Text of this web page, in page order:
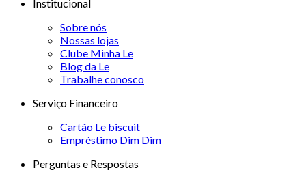
Institucional
Sobre nós
Nossas lojas
Clube Minha Le
Blog da Le
Trabalhe conosco
Serviço Financeiro
Cartão Le biscuit
Empréstimo Dim Dim
Perguntas e Respostas